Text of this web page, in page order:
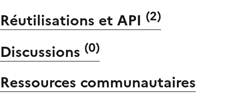
Réutilisations et API (2)
Discussions (0)
Ressources communautaires